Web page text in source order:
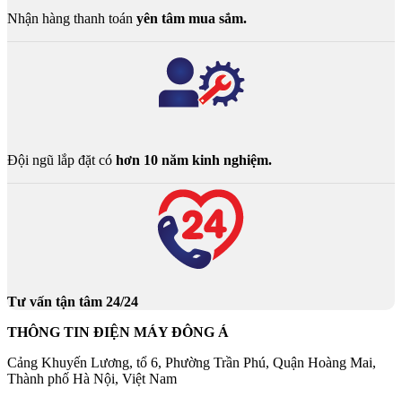
Nhận hàng thanh toán yên tâm mua sắm.
Đội ngũ lắp đặt có hơn 10 năm kinh nghiệm.
Tư vấn tận tâm 24/24
THÔNG TIN ĐIỆN MÁY ĐÔNG Á
Cảng Khuyến Lương, tổ 6, Phường Trần Phú, Quận Hoàng Mai,
Thành phố Hà Nội, Việt Nam